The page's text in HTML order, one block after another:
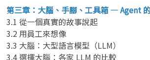
第三章：大腦、手腳、工具箱 — Agent
3.1 從一個真實的故事說起
3.2 用員工來想像
3.3 大腦：大型語言模型（LLM）
3.4 選擇大腦：各家 LLM 的比較